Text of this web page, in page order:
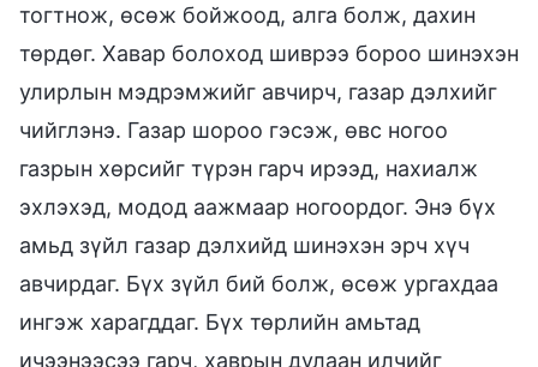
тогтнож, өсөж бойжоод, алга болж, дахин
төрдөг. Хавар болоход шиврээ бороо шинэхэн
улирлын мэдрэмжийг авчирч, газар дэлхийг
чийглэнэ. Газар шороо гэсэж, өвс ногоо
газрын хөрсийг түрэн гарч ирээд, нахиалж
эхлэхэд, модод аажмаар ногоордог. Энэ бүх
амьд зүйл газар дэлхийд шинэхэн эрч хүч
авчирдаг. Бүх зүйл бий болж, өсөж ургахдаа
ингэж харагддаг. Бүх төрлийн амьтад
ичээнээсээ гарч, хаврын дулаан илчийг